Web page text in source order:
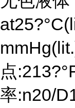
点
率:n20/